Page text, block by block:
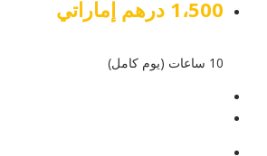
1،500 درهم إماراتي
10 ساعات (يوم كامل)